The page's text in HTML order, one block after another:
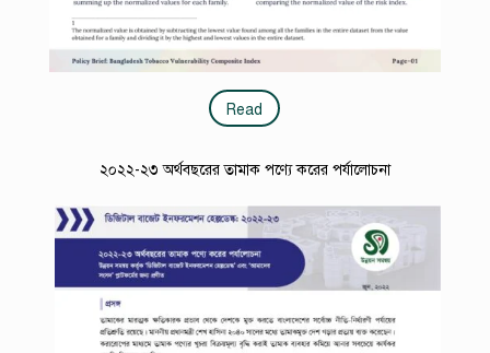
Read
২০২২-২৩ অর্থবছরের তামাক পণ্যে করের পর্যালোচনা